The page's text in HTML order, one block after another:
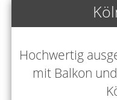
Hochwertig
mit Balkon